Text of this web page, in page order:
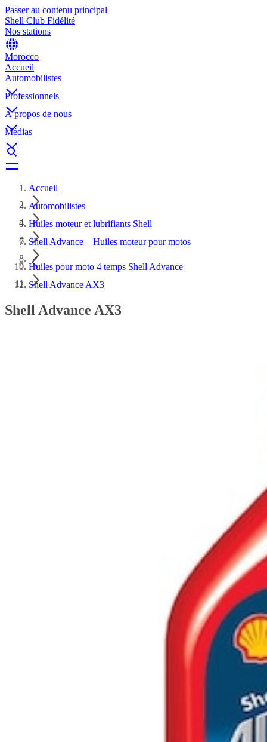
Passer au contenu principal
Shell Club Fidélité
Nos stations
Morocco
Accueil
Automobilistes
Professionnels
À propos de nous
Médias
Accueil
Automobilistes
Huiles moteur et lubrifiants Shell
Shell Advance – Huiles moteur pour motos
Huiles pour moto 4 temps Shell Advance
Shell Advance AX3
Shell Advance AX3